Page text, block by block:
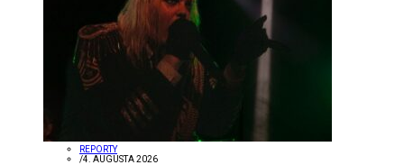
REPORTY
/4. AUGUSTA 2026